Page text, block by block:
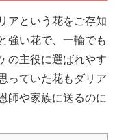
アという花をご存知
強い花で、一輪でも
の主役に選ばれやす
っていた花もダリア
師や家族に送るのに